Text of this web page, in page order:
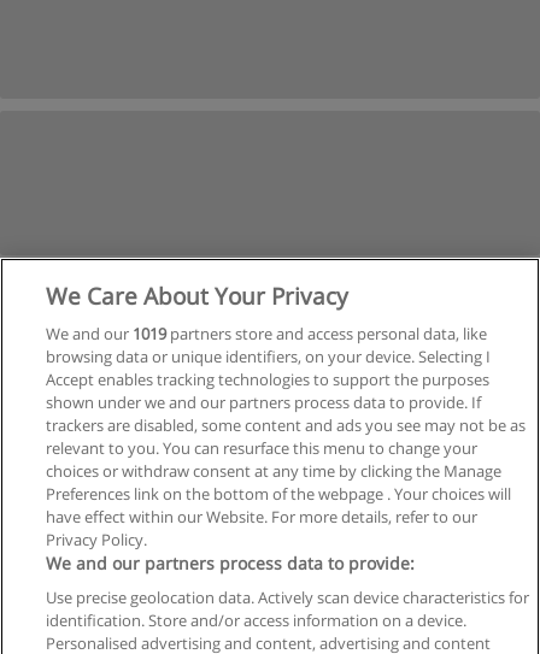
Siguiente
Página1de 2
Reglas de uso
We Care About Your Privacy
We and our 1019partners store and access personal data, like
browsing data or unique identifiers, on your device. Selecting I
Accept enables tracking technologies to support the purposes
shown under we and our partners process data to provide. If
trackers are disabled, some content and ads you see may not be as
relevant to you. You can resurface this menu to change your
choices or withdraw consent at any time by clicking the Manage
Preferences link on the bottom of the webpage . Your choices will
have effect within our Website. For more details, refer to our
Privacy Policy.
We and our partners process data to provide:
Use precise geolocation data. Actively scan device characteristics for
identification. Store and/or access information on a device.
Personalised advertising and content, advertising and content